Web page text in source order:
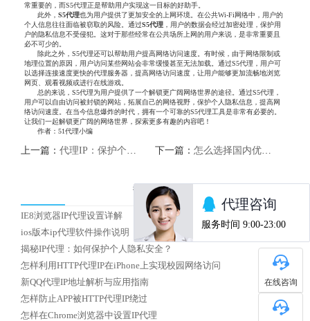
常重要的，而S5代理正是帮助用户实现这一目标的好助手。
此外，S5代理也为用户提供了更加安全的上网环境。在公共Wi-Fi网络中，用户的
个人信息往往面临被窃取的风险。通过S5代理 ，用户的数据会经过加密处理，保护用
户的隐私信息不受侵犯。这对于那些经常在公共场所上网的用户来说，是非常重要且
必不可少的。
除此之外，S5代理还可以帮助用户提高网络访问速度。有时候，由于网络限制或
地理位置的原因，用户访问某些网站会非常缓慢甚至无法加载。通过S5代理，用户可
以选择连接速度更快的代理服务器，提高网络访问速度，让用户能够更加流畅地浏览
网页、观看视频或进行在线游戏。
总的来说，S5代理为用户提供了一个解锁更广阔网络世界的途径。通过S5代理，
用户可以自由访问被封锁的网站，拓展自己的网络视野，保护个人隐私信息，提高网
络访问速度。在当今信息爆炸的时代，拥有一个可靠的S5代理工具是非常有必要的。
让我们一起解锁更广阔的网络世界，探索更多有趣的内容吧！
作者：51代理小编
上一篇： 代理IP：保护个人隐私的利器 下一篇： 怎么选择国内优质HTTP代理IP
热门文章
IE8浏览器IP代理设置详解
ios版本ip代理软件操作说明
揭秘IP代理：如何保护个人隐私安全？
怎样利用HTTP代理IP在iPhone上实现校园网络访问
新QQ代理IP地址解析与应用指南
怎样防止APP被HTTP代理IP绕过
怎样在Chrome浏览器中设置IP代理
在线咨询